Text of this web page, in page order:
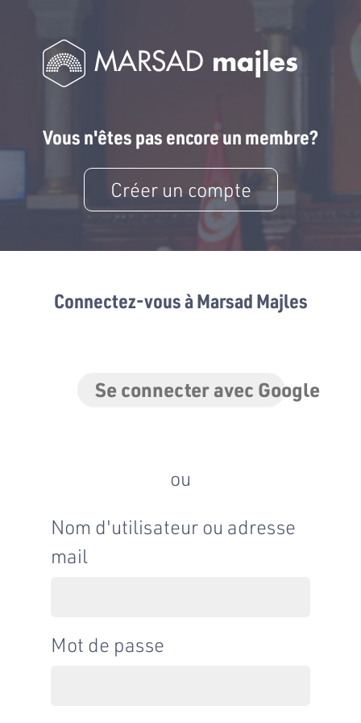
Vous n'êtes pas encore un membre?
Créer un compte
Connectez-vous à Marsad Majles
Se connecter avec Google
ou
Nom d'utilisateur ou adresse
mail
Mot de passe